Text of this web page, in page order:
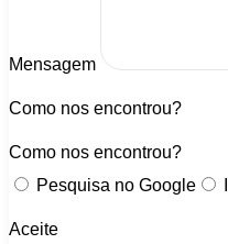
Mensagem
Como nos encontrou?
Como nos encontrou?
Pesquisa no Google
Aceite